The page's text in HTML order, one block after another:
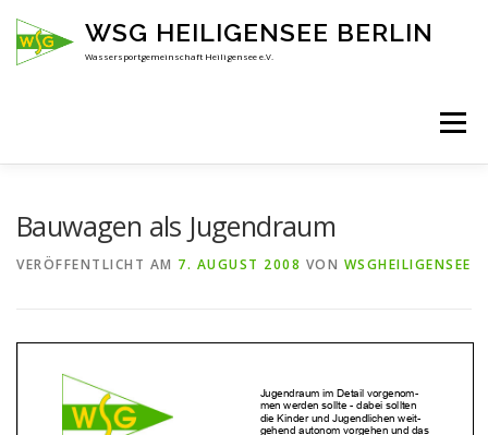
Inhalt
springen
WSG HEILIGENSEE BERLIN
Wassersportgemeinschaft Heiligensee e.V.
Menü
Bauwagen als Jugendraum
VERÖFFENTLICHT AM 7. AUGUST 2008 VON WSGHEILIGENSEE